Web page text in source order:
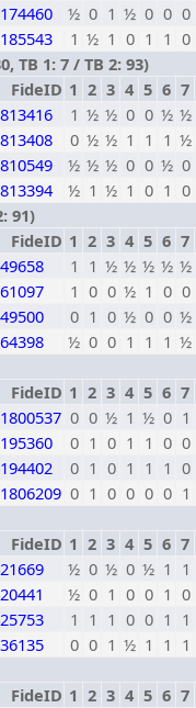
½ 0 1 ½ 0 0 0
1 ½ 1 0 1 1 0
TB 1: 7 / TB 2: 93)
FideID 1 2 3 4 5 6 7
1 ½ ½ 0 0 ½ ½
0 ½ ½ 1 1 1 ½
½ ½ ½ 0 0 ½ 0
½ 1 ½ 1 0 1 0
91)
FideID 1 2 3 4 5 6 7
1 1 ½ ½ ½ ½ ½
1 0 0 ½ 1 0 0
0 1 0 ½ 0 0 ½
½ 0 0 1 1 1 ½
FideID 1 2 3 4 5 6 7
0 0 ½ 1 ½ 0 1
0 1 0 1 1 0 0
0 1 0 1 1 1 0
0 1 0 0 0 0 1
FideID 1 2 3 4 5 6 7
½ 0 ½ 0 ½ 1 1
½ 0 1 0 0 1 0
1 1 1 0 0 1 1
0 0 1 ½ 1 1 1
FideID 1 2 3 4 5 6 7